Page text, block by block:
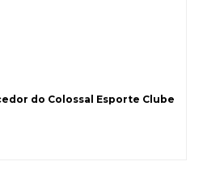
do Colossal Esporte Clube